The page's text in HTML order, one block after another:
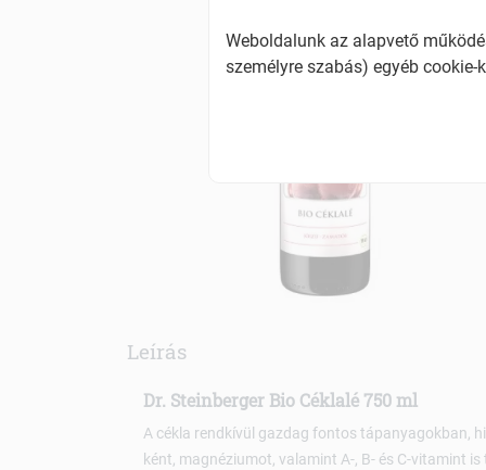
Leírás
Dr. Steinberger Bio Céklalé 750 ml
A cékla rendkívül gazdag fontos tápanyagokban,
ként, magnéziumot, valamint A-, B- és C-vitamint
Weboldalunk az alapvető
személyre szabás) egyéb